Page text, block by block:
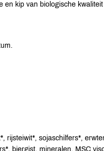
kip van biologische
rijsteiwit*, sojaschilfers*,
biergist, mineralen, MSC